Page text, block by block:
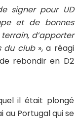
signer pour UD
et de bonnes
d’apporter
du club», a réagi
rebondir en D2
il était plongé
au Portugal qui se